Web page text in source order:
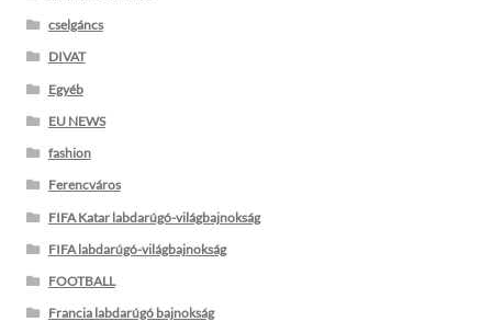
cselgáncs
DIVAT
Egyéb
EU NEWS
fashion
Ferencváros
FIFA Katar labdarúgó-világbajnokság
FIFA labdarúgó-világbajnokság
FOOTBALL
Francia labdarúgó bajnokság